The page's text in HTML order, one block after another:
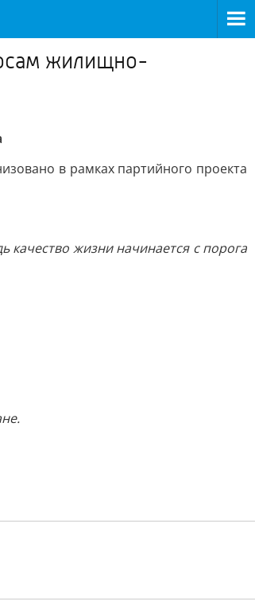
жилищно-
в рамках партийного проекта
жизни начинается с порога